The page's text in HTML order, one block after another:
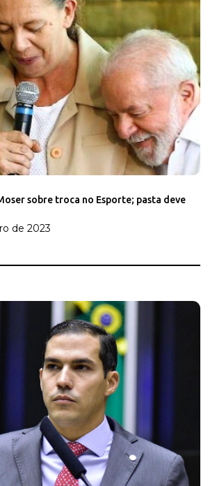
sobre troca no Esporte; pasta deve
de 2023